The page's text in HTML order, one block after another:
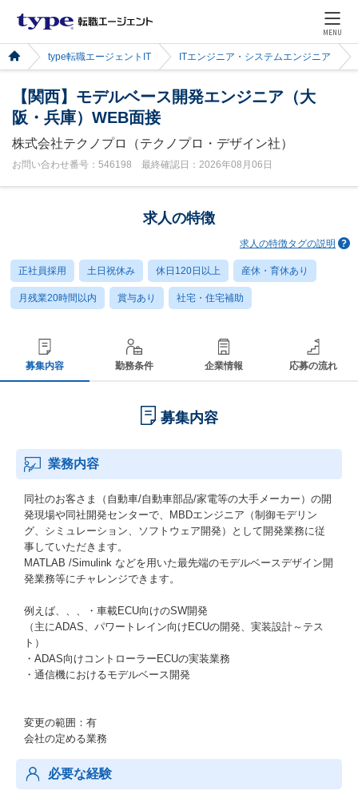
MENU
type転職エージェントIT ITエンジニア・システムエンジニア
【関西】モデルベース開発エンジニア（大
阪・兵庫）WEB面接
株式会社テクノプロ（テクノプロ・デザイン社）
お問い合わせ番号：546198 最終確認日：2026年08月06日
求人の特徴
求人の特徴タグの説明
正社員採用 土日祝休み 休日120日以上 産休・育休あり
月残業20時間以内 賞与あり 社宅・住宅補助
募集内容 勤務条件 企業情報 応募の流れ
募集内容
業務内容
同社のお客さま（自動車/自動車部品/家電等の大手メーカー）の開
発現場や同社開発センターで、MBDエンジニア（制御モデリン
グ、シミュレーション、ソフトウェア開発）として開発業務に従
事していただきます。
MATLAB /Simulink などを用いた最先端のモデルベースデザイン開
発業務等にチャレンジできます。
例えば、、、・車載ECU向けのSW開発
（主にADAS、パワートレイン向けECUの開発、実装設計～テス
ト）
・ADAS向けコントローラーECUの実装業務
・通信機におけるモデルベース開発
変更の範囲：有
会社の定める業務
必要な経験